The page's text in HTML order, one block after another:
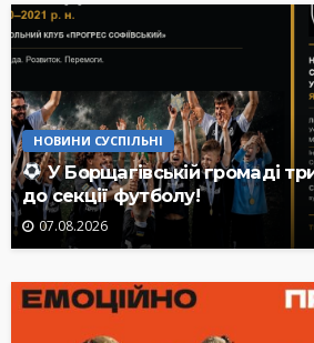
НОВИНИ СУСПІЛЬНІ
У Борщагівській громаді
до секції футболу!
07.08.2026